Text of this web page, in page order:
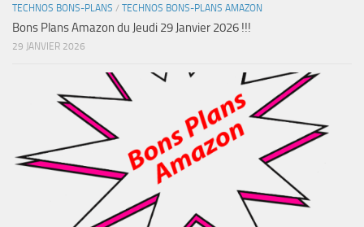
TECHNOS BONS-PLANS / TECHNOS BONS-PLANS AMAZON
Bons Plans Amazon du Jeudi 29 Janvier 2026 !!!
29 JANVIER 2026